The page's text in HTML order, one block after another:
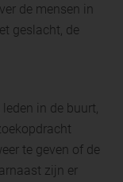
de mensen in
geslacht, de
in de buurt,
te geven of de
zijn er